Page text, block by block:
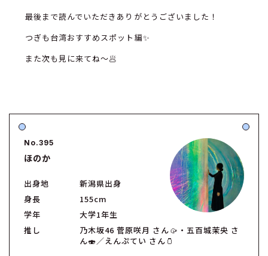
最後まで読んでいただきありがとうございました！
つぎも台湾おすすめスポット編✨
また次も見に来てね〜🥟
No.395
ほのか
出身地
新潟県出身
身長
155cm
学年
大学1年生
推し
乃木坂46 菅原咲月 さん🥠・五百城茉央 さ
ん🍣／えんぷてい さん🫙